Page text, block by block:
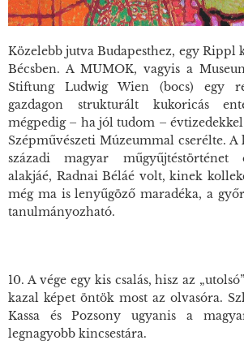
Közelebb jutva Budapesthez, egy Rippl
Bécsben. A MUMOK, vagyis a
Stiftung Ludwig Wien (bocs) egy
gazdagon strukturált kukoricás
mégpedig – ha jól tudom –
Szépművészeti Múzeummal cserélte. A
századi magyar műgyűjtéstörténet
alakjáé, Radnai Béláé volt, kinek
még ma is lenyűgöző maradéka, a
tanulmányozható.
10. A vége egy kis csalás, hisz az
kazal képet öntök most az olvasóra.
Kassa és Pozsony ugyanis a
legnagyobb kincsestára.